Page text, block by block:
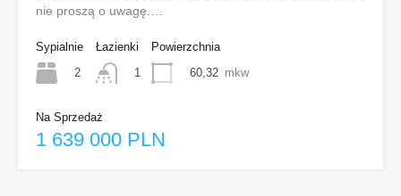
nie proszą o uwagę.…
Sypialnie
2
Łazienki
1
Powierzchnia
60,32 mkw
Na Sprzedaż
1 639 000 PLN